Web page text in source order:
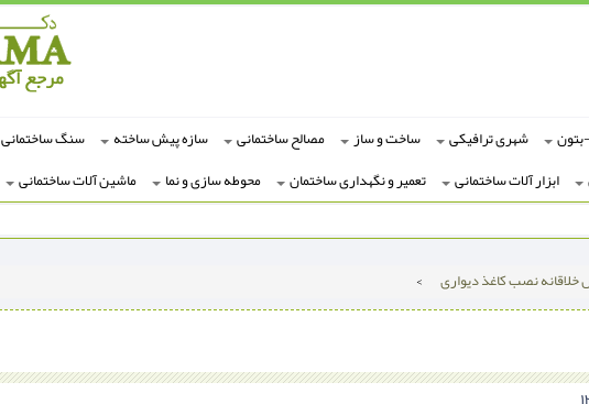
شهری ترافیکی ساخت و ساز مصالح ساختمانی سازه پیش ساخته سنگ ساختمانی
ابزار آلات ساختمانی تعمیر و نگهداری ساختمان محوطه سازی و نما ماشین آلات ساختمانی
>